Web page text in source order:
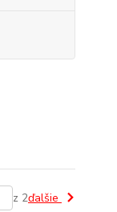
z 2ďalšie